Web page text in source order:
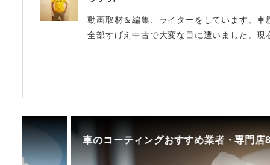
動画取材＆編集、ライターをしています。
全部すげえ中古で大変な目に遭いました。
車のコーティングおすすめ業者・専門